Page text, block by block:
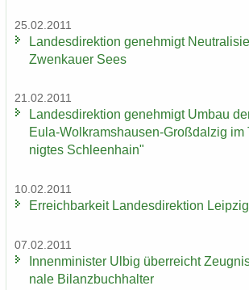
25.02.2011
Lan­des­di­rek­ti­on ge­neh­migt
Zwenkau­er Sees
21.02.2011
Lan­des­di­rek­ti­on ge­neh­migt Umbau
Eula-​Wolkramshausen-Großdalzig
nig­tes Schleen­hain"
10.02.2011
Er­reich­bar­keit Lan­des­di­rek­ti­on
07.02.2011
In­nen­mi­nis­ter Ulbig über­reicht
na­le Bi­lanz­buch­hal­ter